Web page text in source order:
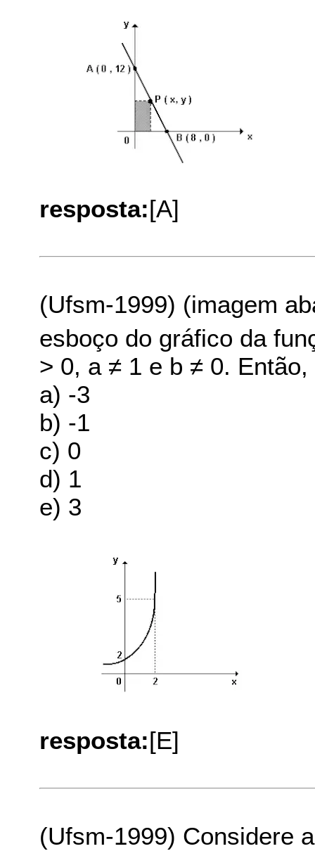
resposta:[A]
(Ufsm-1999) (imagem
esboço do gráfico da
> 0, a ≠ 1 e b ≠ 0. Então,
a) -3
b) -1
c) 0
d) 1
e) 3
resposta:[E]
(Ufsm-1999) Considere